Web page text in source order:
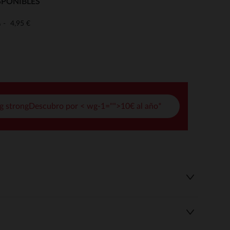
de privacidad, garantizando el cumplimiento de las
4,95 €
strongDescubro por < wg-1="">10€ al año*